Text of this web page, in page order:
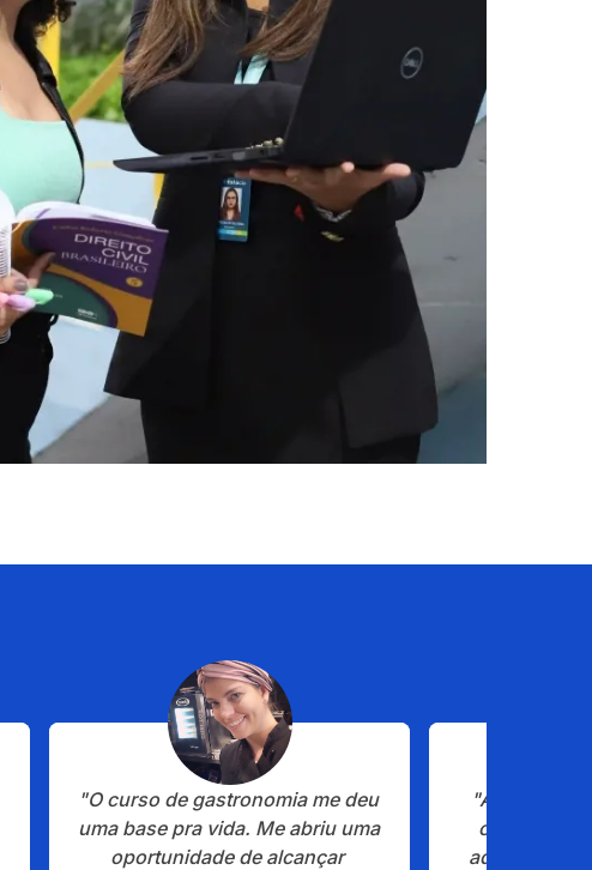
"O curso de gastronomia me deu
uma base pra vida. Me abriu uma
oportunidade de alcançar
"A Estácio
chance de
adormecido: